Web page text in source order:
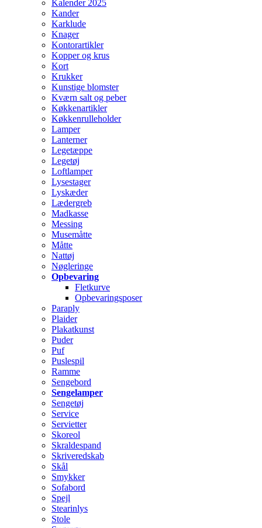
Kalender 2025
Kander
Karklude
Knager
Kontorartikler
Kopper og krus
Kort
Krukker
Kunstige blomster
Kværn salt og peber
Køkkenartikler
Køkkenrulleholder
Lamper
Lanterner
Legetæppe
Legetøj
Loftlamper
Lysestager
Lyskæder
Lædergreb
Madkasse
Messing
Musemåtte
Måtte
Nattøj
Nøgleringe
Opbevaring
Fletkurve
Opbevaringsposer
Paraply
Plaider
Plakatkunst
Puder
Puf
Puslespil
Ramme
Sengebord
Sengelamper
Sengetøj
Service
Servietter
Skoreol
Skraldespand
Skriveredskab
Skål
Smykker
Sofabord
Spejl
Stearinlys
Stole